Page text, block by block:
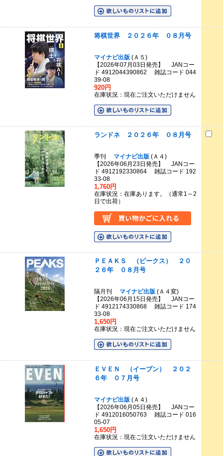
将棋世界 ２０２６年 ０８月号
マイナビ出版(Ａ５)
【2026年07月03日発売】 JANコー
ド 4912044390862 雑誌コード 044
39-08
920円
在庫状況：現在ご注文いただけません
ランドネ ２０２６年 ０８月号
季刊 マイナビ出版(Ａ４)
【2026年06月23日発売】 JANコー
ド 4912192330864 雑誌コード 192
33-08
1,760円
在庫状況：在庫あります。（通常1～2
日で出荷）
ＰＥＡＫＳ （ピークス） ２０
２６年 ０８月号
隔月刊 マイナビ出版(Ａ４変)
【2026年06月15日発売】 JANコー
ド 4912174330868 雑誌コード 174
33-08
1,650円
在庫状況：現在ご注文いただけません
ＥＶＥＮ （イーブン） ２０２
６年 ０７月号
マイナビ出版(Ａ４)
【2026年06月05日発売】 JANコー
ド 4912016050763 雑誌コード 016
05-07
1,650円
在庫状況：現在ご注文いただけません